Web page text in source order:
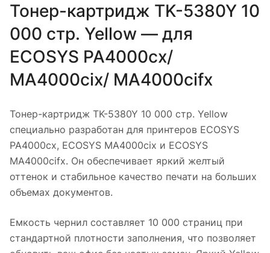
Тонер-картридж TK-5380Y 10
000 стр. Yellow — для
ECOSYS PA4000cx/
MA4000cix/ MA4000cifx
Тонер-картридж TK-5380Y 10 000 стр. Yellow
специально разработан для принтеров ECOSYS
PA4000cx, ECOSYS MA4000cix и ECOSYS
MA4000cifx. Он обеспечивает яркий желтый
оттенок и стабильное качество печати на больших
объемах документов.
Емкость чернил составляет 10 000 страниц при
стандартной плотности заполнения, что позволяет